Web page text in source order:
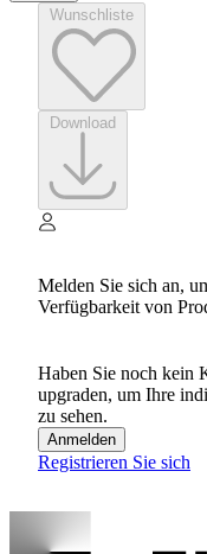
Melden Sie sich an,
Verfügbarkeit von
Haben Sie noch kein
upgraden, um Ihre
zu sehen.
Anmelden
Registrieren Sie sich